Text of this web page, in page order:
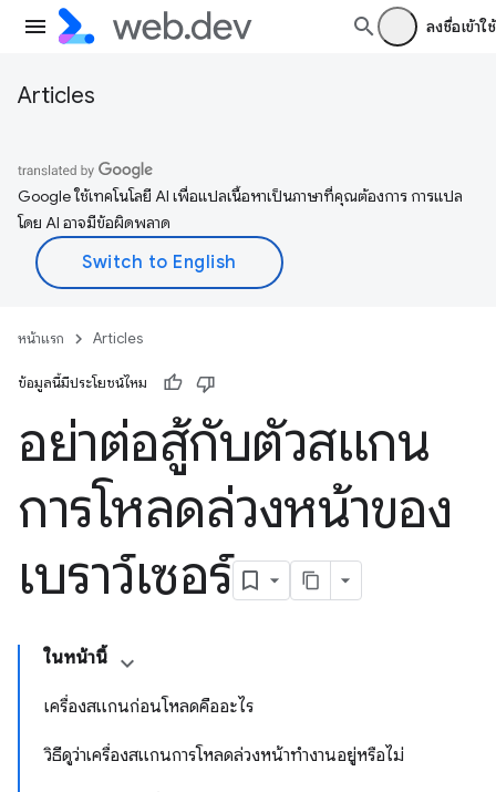
ลงชื่อเข้าใช้
Articles
Google ใช้เทคโนโลยี AI เพื่อแปลเนื้อหาเป็นภาษาที่คุณต้องการ การแปล
โดย AI อาจมีข้อผิดพลาด
หน้าแรก Articles
ข้อมูลนี้มีประโยชน์ไหม
อย่าต่อสู้กับตัวสแกน
การโหลดล่วงหน้าของ
เบราว์เซอร์
ในหน้านี้
เครื่องสแกนก่อนโหลดคืออะไร
วิธีดูว่าเครื่องสแกนการโหลดล่วงหน้าทำงานอยู่หรือไม่